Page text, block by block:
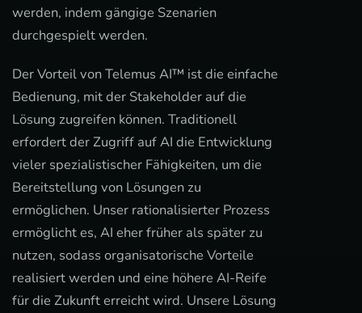
werden, indem gängige Szenarien
durchgespielt werden.
Der Vorteil von Telemus AI™ ist die einfache
Bedienung, mit der Stakeholder auf die
Lösung zugreifen können. Traditionell
erfordert der Zugriff auf AI die Entwicklung
vieler spezialistischer Fähigkeiten, um die
Bereitstellung von Lösungen zu
ermöglichen. Unser rationalisierter Prozess
ermöglicht es, AI eher früher als später zu
nutzen, sodass organisatorische Vorteile
realisiert werden und eine höhere AI-Reife
für die Zukunft erreicht wird. Unsere Lösung